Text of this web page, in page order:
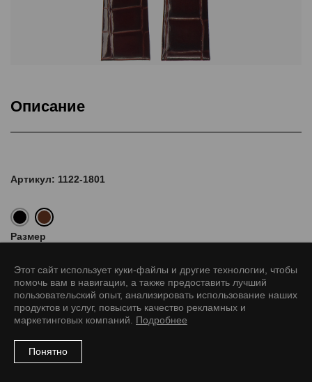
Описание
Артикул: 1122-1801
Размер
Рекомендуемые товары
Этот сайт использует куки-файлы и другие технологии, чтобы
помочь вам в навигации, а также предоставить лучший
пользовательский опыт, анализировать использование наших
продуктов и услуг, повысить качество рекламных и
маркетинговых компаний. Подробнее
Понятно